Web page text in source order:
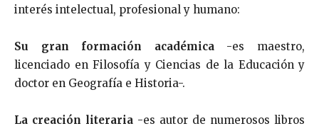
interés intelectual, profesional y humano:
Su gran formación académica-es maestro,
licenciado en Filosofía y Ciencias de la Educación y
doctor en Geografía e Historia-.
La creación literaria -es autor de numerosos libros